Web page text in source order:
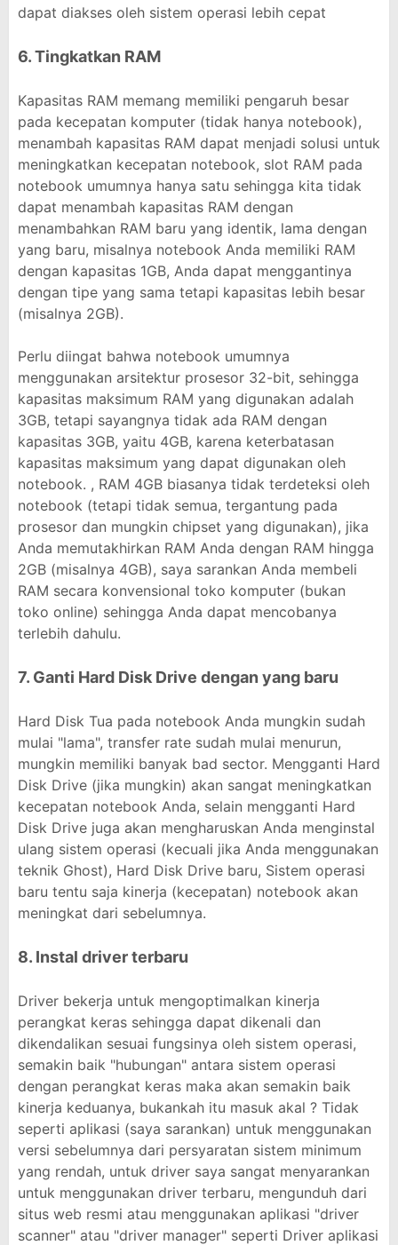
dapat diakses oleh sistem operasi lebih cepat
6. Tingkatkan RAM
Kapasitas RAM memang memiliki pengaruh besar
pada kecepatan komputer (tidak hanya notebook),
menambah kapasitas RAM dapat menjadi solusi untuk
meningkatkan kecepatan notebook, slot RAM pada
notebook umumnya hanya satu sehingga kita tidak
dapat menambah kapasitas RAM dengan
menambahkan RAM baru yang identik, lama dengan
yang baru, misalnya notebook Anda memiliki RAM
dengan kapasitas 1GB, Anda dapat menggantinya
dengan tipe yang sama tetapi kapasitas lebih besar
(misalnya 2GB).
Perlu diingat bahwa notebook umumnya
menggunakan arsitektur prosesor 32-bit, sehingga
kapasitas maksimum RAM yang digunakan adalah
3GB, tetapi sayangnya tidak ada RAM dengan
kapasitas 3GB, yaitu 4GB, karena keterbatasan
kapasitas maksimum yang dapat digunakan oleh
notebook. , RAM 4GB biasanya tidak terdeteksi oleh
notebook (tetapi tidak semua, tergantung pada
prosesor dan mungkin chipset yang digunakan), jika
Anda memutakhirkan RAM Anda dengan RAM hingga
2GB (misalnya 4GB), saya sarankan Anda membeli
RAM secara konvensional toko komputer (bukan
toko online) sehingga Anda dapat mencobanya
terlebih dahulu.
7. Ganti Hard Disk Drive dengan yang baru
Hard Disk Tua pada notebook Anda mungkin sudah
mulai "lama", transfer rate sudah mulai menurun,
mungkin memiliki banyak bad sector. Mengganti Hard
Disk Drive (jika mungkin) akan sangat meningkatkan
kecepatan notebook Anda, selain mengganti Hard
Disk Drive juga akan mengharuskan Anda menginstal
ulang sistem operasi (kecuali jika Anda menggunakan
teknik Ghost), Hard Disk Drive baru, Sistem operasi
baru tentu saja kinerja (kecepatan) notebook akan
meningkat dari sebelumnya.
8. Instal driver terbaru
Driver bekerja untuk mengoptimalkan kinerja
perangkat keras sehingga dapat dikenali dan
dikendalikan sesuai fungsinya oleh sistem operasi,
semakin baik "hubungan" antara sistem operasi
dengan perangkat keras maka akan semakin baik
kinerja keduanya, bukankah itu masuk akal ? Tidak
seperti aplikasi (saya sarankan) untuk menggunakan
versi sebelumnya dari persyaratan sistem minimum
yang rendah, untuk driver saya sangat menyarankan
untuk menggunakan driver terbaru, mengunduh dari
situs web resmi atau menggunakan aplikasi "driver
scanner" atau "driver manager" seperti Driver aplikasi